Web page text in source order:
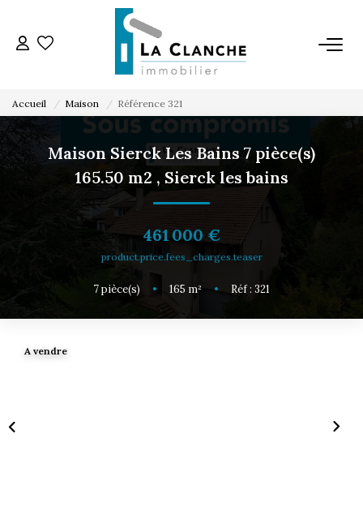
L'AGENCE
L'ÉQUIPE
VENTE
LOCATION
ESTIMATION
SERVICE LOCATION
Accueil Maison Référence 321
Maison Sierck Les Bains 7 pièce(s)
165.50 m2 , Sierck les bains
461 000 €
product.price.fees_charges.teaser
7pièce(s) • 165 m² • Réf : 321
A vendre